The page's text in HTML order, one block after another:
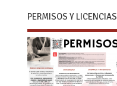
PERMISOS Y LICENCIAS